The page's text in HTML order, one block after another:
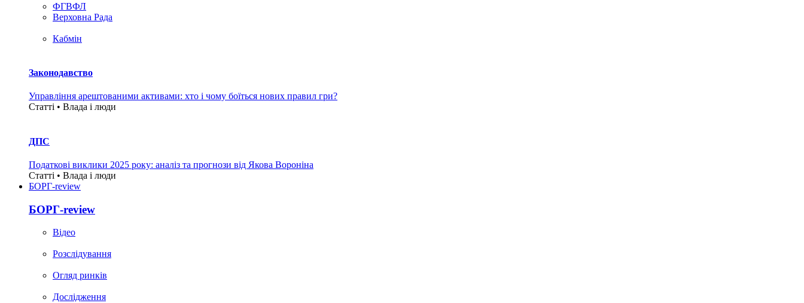
ФГВФЛ
Верховна Рада
Кабмін
Законодавство
Управління арештованими активами: хто і чому боїться нових правил гри?
Статті • Влада i люди
ДПС
Податкові виклики 2025 року: аналіз та прогнози від Якова Вороніна
Статті • Влада i люди
БОРГ-review
БОРГ-review
Вiдео
Розслідування
Огляд ринків
Дослідження